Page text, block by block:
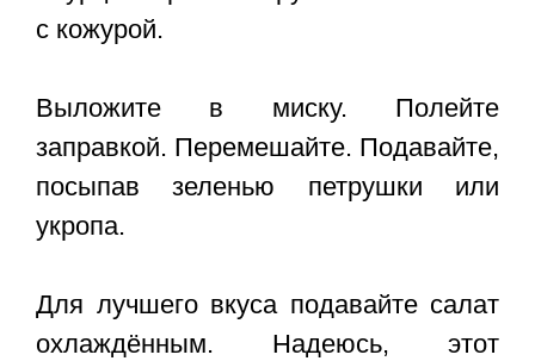
с кожурой.
Выложите в миску. Полейте
заправкой. Перемешайте. Подавайте,
посыпав зеленью петрушки или
укропа.
Для лучшего вкуса подавайте салат
охлаждённым. Надеюсь, этот